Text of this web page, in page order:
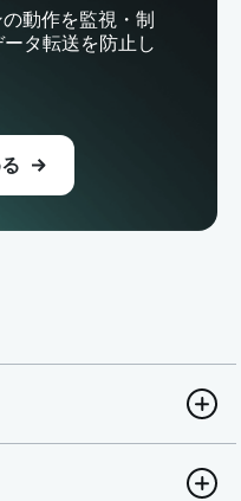
動作を監視・制
タ転送を防止し